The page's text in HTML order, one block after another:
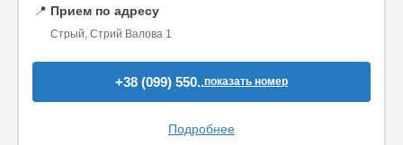
📍 Прием по адресу
Стрый, Стрий Валова 1
+38 (099) 550..показать номер
Подробнее